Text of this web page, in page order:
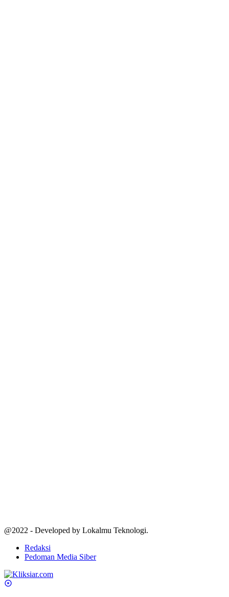
@2022 - Developed by Lokalmu Teknologi.
Redaksi
Pedoman Media Siber